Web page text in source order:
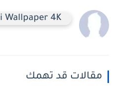
i Wallpaper 4K
مقالات قد تهمك